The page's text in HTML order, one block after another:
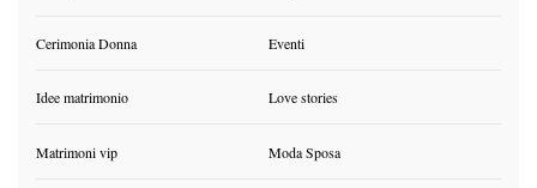
Cerimonia Donna Eventi
Idee matrimonio Love stories
Matrimoni vip Moda Sposa